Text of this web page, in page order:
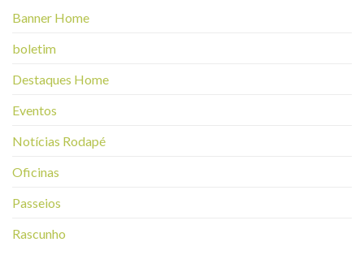
Banner Home
boletim
Destaques Home
Eventos
Notícias Rodapé
Oficinas
Passeios
Rascunho